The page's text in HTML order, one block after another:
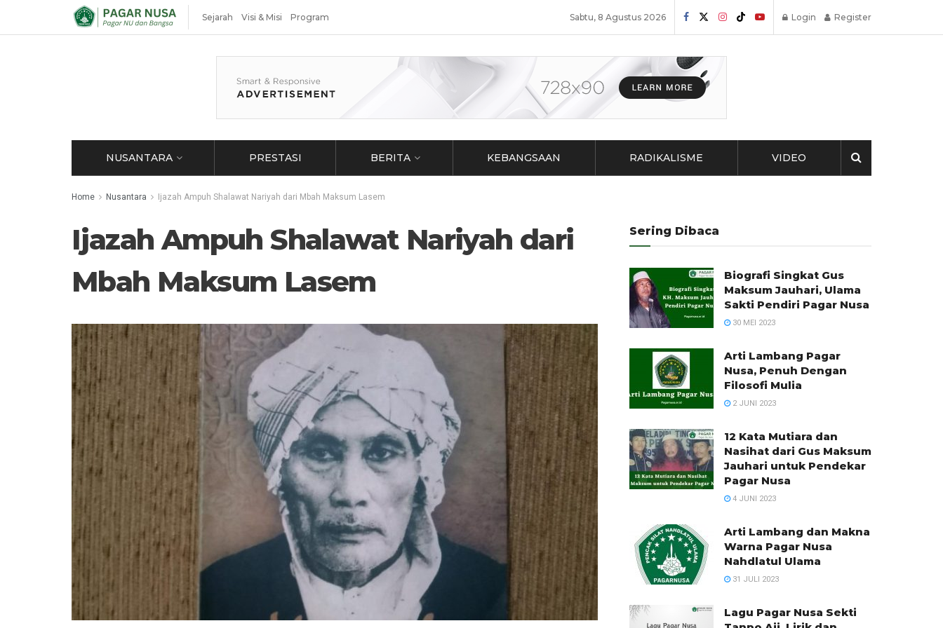
Sejarah Visi & Misi Program Sabtu, 8 Agustus 2026 Login Register
NUSANTARA PRESTASI BERITA KEBANGSAAN RADIKALISME VIDEO
Home Nusantara Ijazah Ampuh Shalawat Nariyah dari Mbah Maksum Lasem
Ijazah Ampuh Shalawat Nariyah dari
Mbah Maksum Lasem
Sering Dibaca
Biografi Singkat Gus
Maksum Jauhari, Ulama
Sakti Pendiri Pagar Nusa
30 MEI 2023
Arti Lambang Pagar
Nusa, Penuh Dengan
Filosofi Mulia
2 JUNI 2023
12 Kata Mutiara dan
Nasihat dari Gus Maksum
Jauhari untuk Pendekar
Pagar Nusa
4 JUNI 2023
Arti Lambang dan Makna
Warna Pagar Nusa
Nahdlatul Ulama
31 JULI 2023
Lagu Pagar Nusa Sekti